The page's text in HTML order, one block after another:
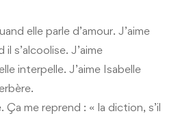
elle parle d’amour. J’aime
s’alcoolise. J’aime
interpelle. J’aime Isabelle
Ça me reprend : « la diction, s’il